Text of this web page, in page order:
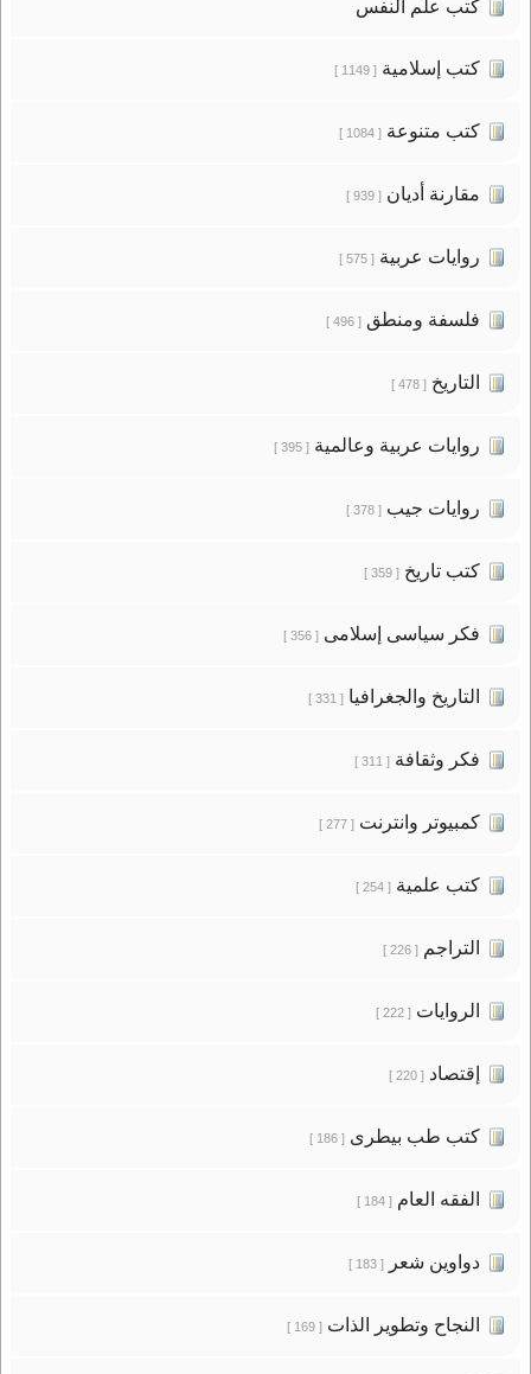
كتب علم النفس
كتب إسلامية[ 1149 ]
كتب متنوعة[ 1084 ]
مقارنة أديان[ 939 ]
روايات عربية[ 575 ]
فلسفة ومنطق[ 496 ]
التاريخ[ 478 ]
روايات عربية وعالمية[ 395 ]
روايات جيب[ 378 ]
كتب تاريخ[ 359 ]
فكر سياسى إسلامى[ 356 ]
التاريخ والجغرافيا[ 331 ]
فكر وثقافة[ 311 ]
كمبيوتر وانترنت[ 277 ]
كتب علمية[ 254 ]
التراجم[ 226 ]
الروايات[ 222 ]
إقتصاد[ 220 ]
كتب طب بيطرى[ 186 ]
الفقه العام[ 184 ]
دواوين شعر[ 183 ]
النجاح وتطوير الذات[ 169 ]